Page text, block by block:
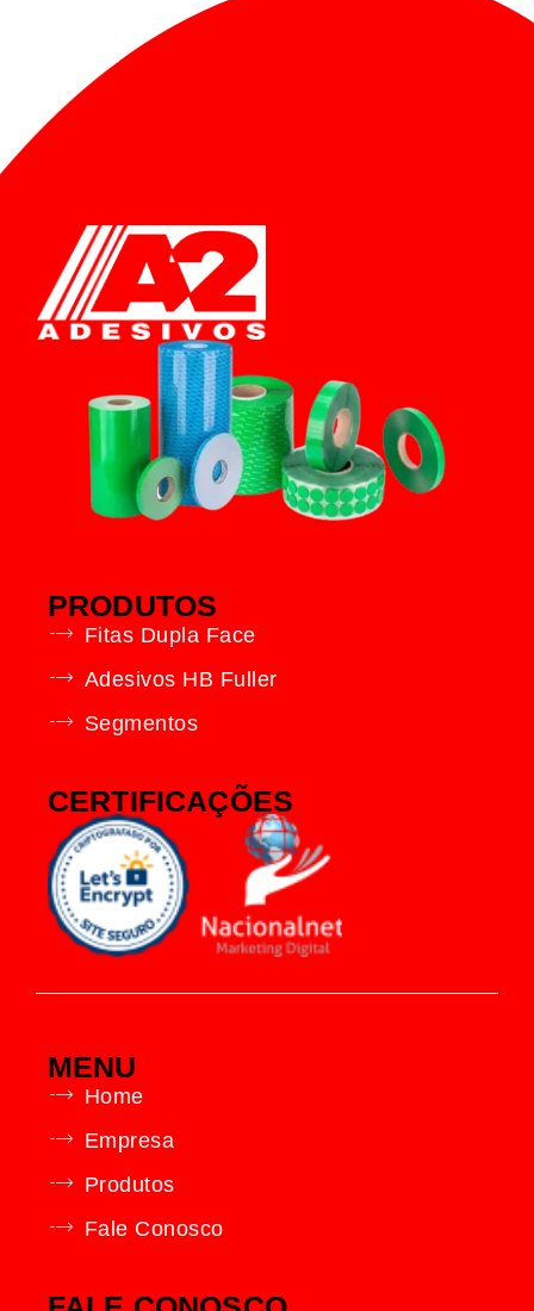
PRODUTOS
Fitas Dupla Face
Adesivos HB Fuller
Segmentos
CERTIFICAÇÕES
MENU
Home
Empresa
Produtos
Fale Conosco